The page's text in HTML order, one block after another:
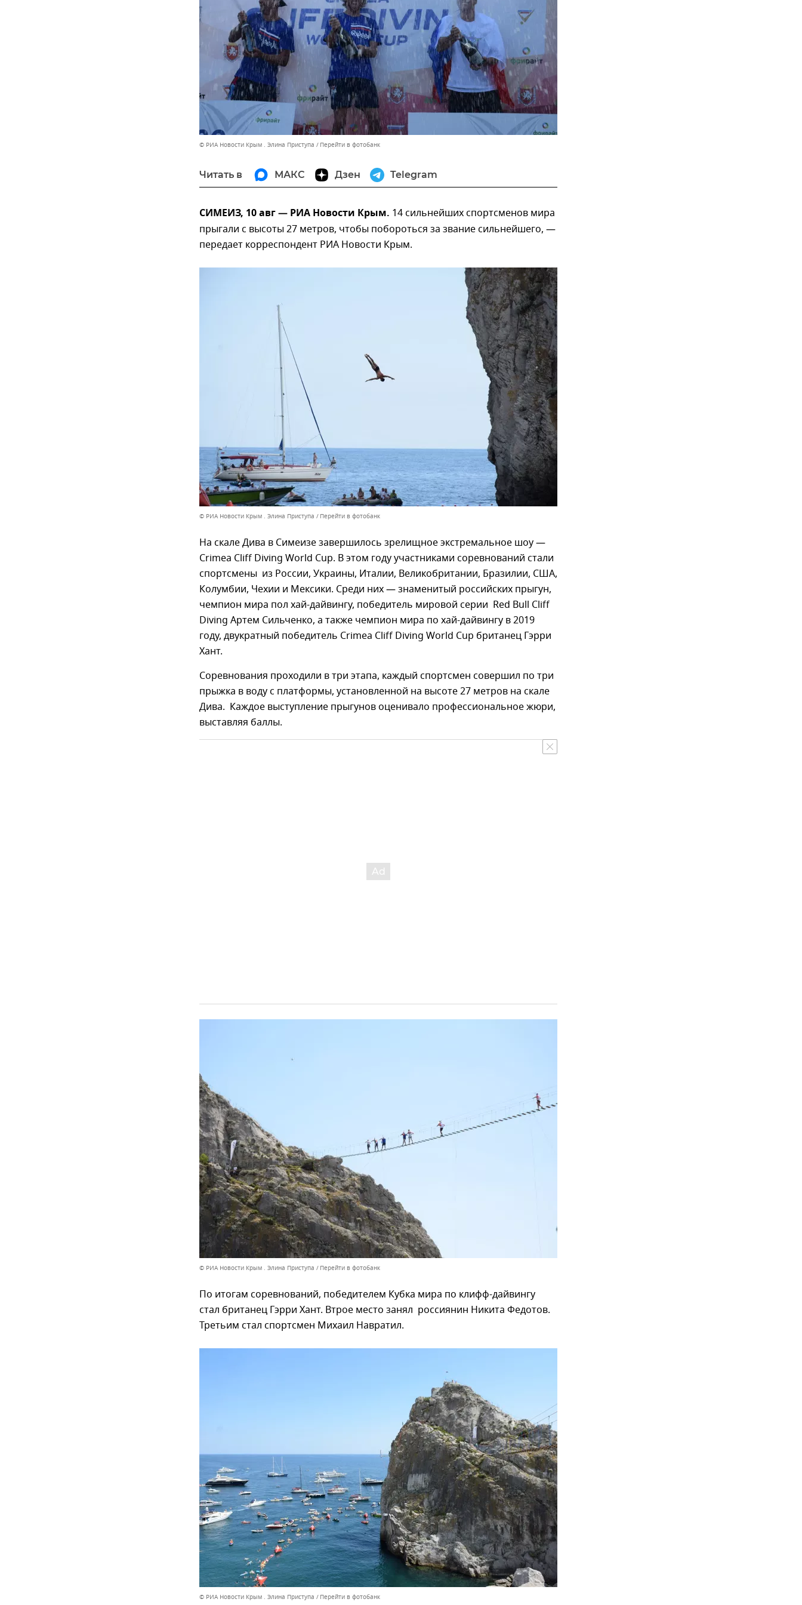
© РИА Новости Крым . Элина Приступа Перейти в фотобанк
Читать в МАКС Дзен Telegram
СИМЕИЗ, 10 авг — РИА Новости Крым. 14 сильнейших спортсменов мира
прыгали с высоты 27 метров, чтобы побороться за звание сильнейшего, —
передает корреспондент РИА Новости Крым.
© РИА Новости Крым . Элина Приступа Перейти в фотобанк
На скале Дива в Симеизе завершилось зрелищное экстремальное шоу —
Crimea Cliff Diving World Cup. В этом году участниками соревнований стали
спортсмены из России, Украины, Италии, Великобритании, Бразилии, США,
Колумбии, Чехии и Мексики. Среди них — знаменитый российских прыгун,
чемпион мира пол хай-дайвингу, победитель мировой серии Red Bull Cliff
Diving Артем Сильченко, а также чемпион мира по хай-дайвингу в 2019
году, двукратный победитель Crimea Cliff Diving World Cup британец Гэрри
Хант.
Соревнования проходили в три этапа, каждый спортсмен совершил по три
прыжка в воду с платформы, установленной на высоте 27 метров на скале
Дива. Каждое выступление прыгунов оценивало профессиональное жюри,
выставляя баллы.
© РИА Новости Крым . Элина Приступа Перейти в фотобанк
По итогам соревнований, победителем Кубка мира по клифф-дайвингу
стал британец Гэрри Хант. Втрое место занял россиянин Никита Федотов.
Третьим стал спортсмен Михаил Навратил.
© РИА Новости Крым . Элина Приступа Перейти в фотобанк